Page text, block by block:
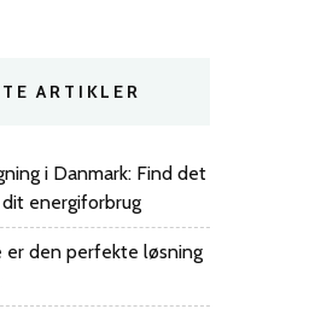
ARTIKLER
i Danmark: Find det
energiforbrug
er den perfekte løsning